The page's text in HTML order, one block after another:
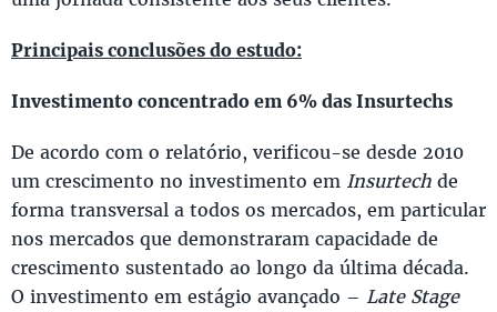
Principais conclusões do estudo:
Investimento concentrado em 6% das Insurtechs
De acordo com o relatório, verificou-se desde 2010
um crescimento no investimento em Insurtech de
forma transversal a todos os mercados, em particular
nos mercados que demonstraram capacidade de
crescimento sustentado ao longo da última década.
O investimento em estágio avançado – Late Stage